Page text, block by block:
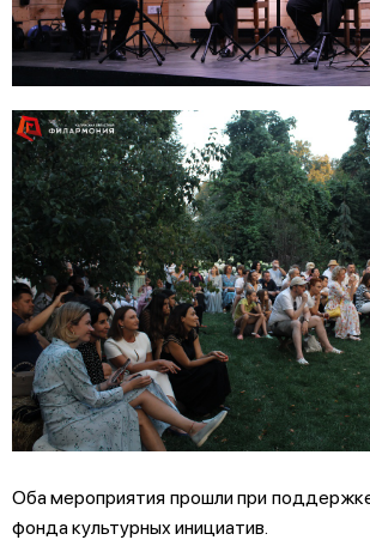
Оба мероприятия прошли при
фонда культурных инициатив.